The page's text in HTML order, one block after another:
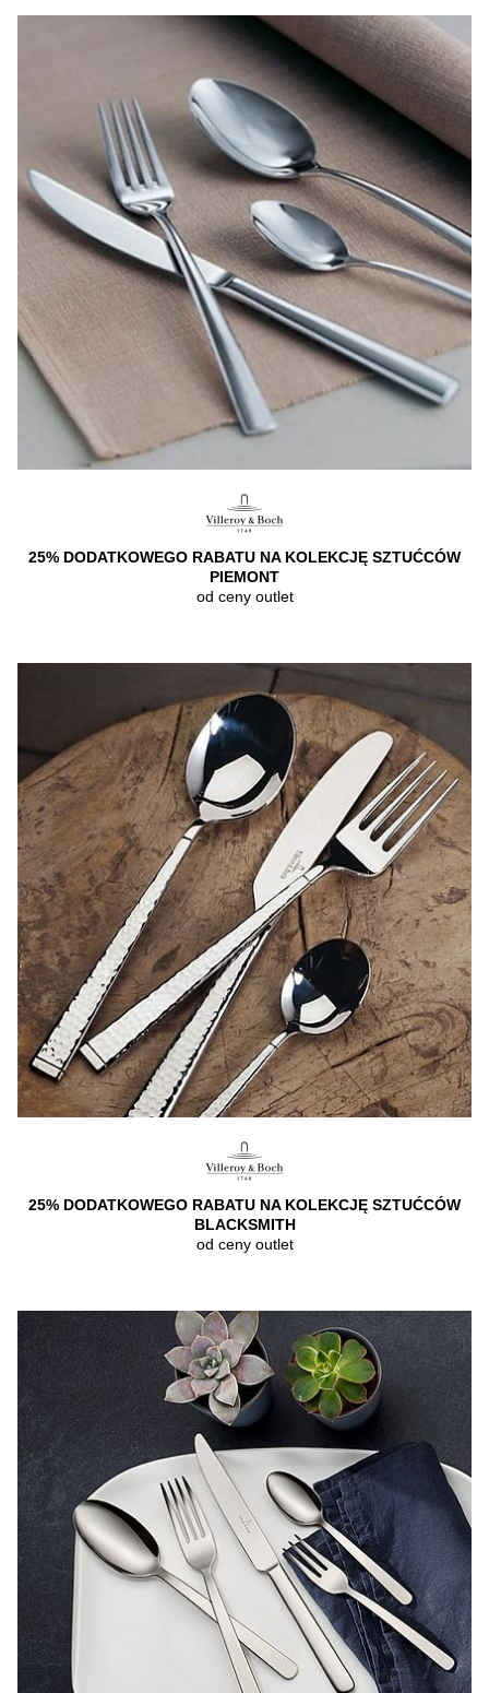
25% DODATKOWEGO RABATU NA KOLEKCJĘ SZTUĆCÓW
PIEMONT
od ceny outlet
25% DODATKOWEGO RABATU NA KOLEKCJĘ SZTUĆCÓW
BLACKSMITH
od ceny outlet